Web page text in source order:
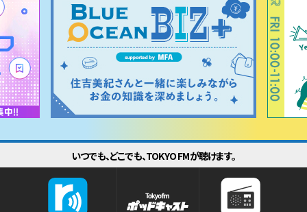
いつでも、どこでも、TOKYO FMが聴けます。